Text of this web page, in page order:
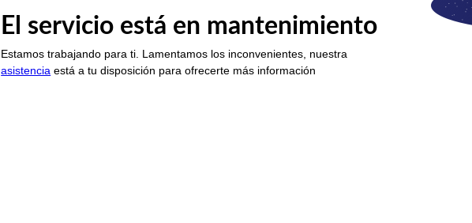
El servicio está en mantenimiento
Estamos trabajando para ti. Lamentamos los inconvenientes, nuestra
asistencia está a tu disposición para ofrecerte más información